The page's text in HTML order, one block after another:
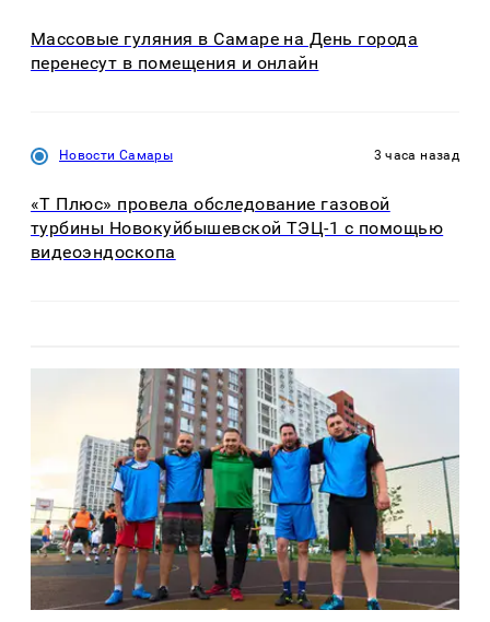
Массовые гуляния в Самаре на День города
перенесут в помещения и онлайн
Новости Самары 3 часа назад
«Т Плюс» провела обследование газовой
турбины Новокуйбышевской ТЭЦ-1 с помощью
видеоэндоскопа